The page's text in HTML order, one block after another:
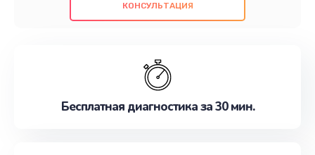
проведенных работ. Наша цель - предоставить
наилучшим образом. Не медлите записаться на
КОНСУЛЬТАЦИЯ
Бесплатная диагностика за 30 мин.